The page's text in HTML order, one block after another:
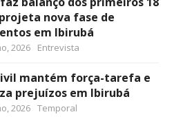
nova fase de
em Ibirubá
2026 Entrevista
mantém força-tarefa e
prejuízos em Ibirubá
2026 Temporal